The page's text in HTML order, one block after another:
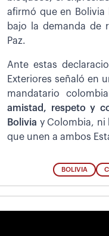
afirmó que en Bolivia
bajo la demanda de
Paz.
Ante estas
Exteriores señaló en
mandatario
amistad, respeto y
Bolivia y Colombia, ni
que unen a ambos
BOLIVIA